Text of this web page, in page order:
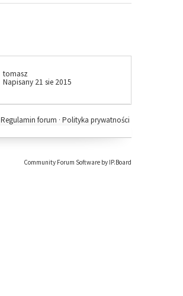
tomasz
Napisany 21 sie 2015
Polityka prywatności
Regulamin forum ·
Community Forum Software by IP.Board